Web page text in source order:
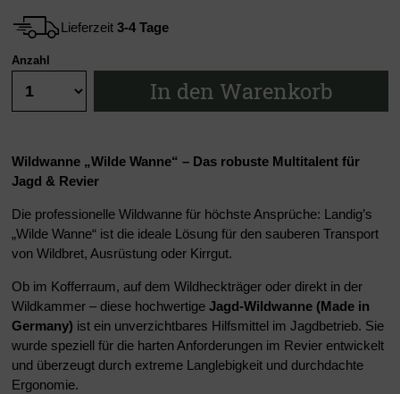
Lieferzeit 3-4 Tage
Anzahl
In den Warenkorb
Wildwanne „Wilde Wanne“ – Das robuste Multitalent für
Jagd & Revier
Die professionelle Wildwanne für höchste Ansprüche: Landig’s
„Wilde Wanne“ ist die ideale Lösung für den sauberen Transport
von Wildbret, Ausrüstung oder Kirrgut.
Ob im Kofferraum, auf dem Wildheckträger oder direkt in der
Wildkammer – diese hochwertige Jagd-Wildwanne (Made in
Germany) ist ein unverzichtbares Hilfsmittel im Jagdbetrieb. Sie
wurde speziell für die harten Anforderungen im Revier entwickelt
und überzeugt durch extreme Langlebigkeit und durchdachte
Ergonomie.